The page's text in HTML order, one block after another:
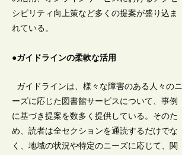
シビリティ向上策など多くの提案が盛り込ま
れている。
●ガイドラインの柔軟な活用
ガイドラインは、様々な障害のある人々のニ
ーズに応じた図書館サービスについて、事例
に基づき提案を数多く提供している。そのた
め、読者は全セクションを通読するだけでな
く、地域の状況や特定のニーズに応じて、関